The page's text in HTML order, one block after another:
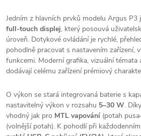
Jedním z hlavních prvků modelu Argus P3
full-touch displej, který posouvá
úroveň. Dotykové ovládání je rychlé,
pohodlně pracovat s nastavením zařízení,
funkcemi. Moderní grafika, vizuální témata
dodávají celému zařízení prémiový
O výkon se stará integrovaná baterie s
nastavitelný výkon v rozsahu 5–30 W.
vhodný jak pro MTL vapování (potah
(volnější potah). K pohodlí při